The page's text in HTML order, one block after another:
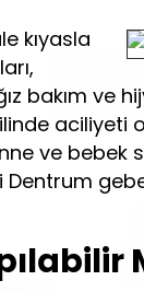
kıyasla
ve
ve bebek
Dentrum